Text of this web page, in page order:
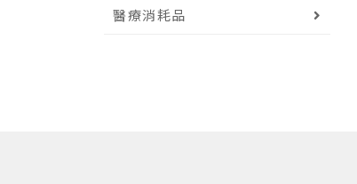
醫療消耗品